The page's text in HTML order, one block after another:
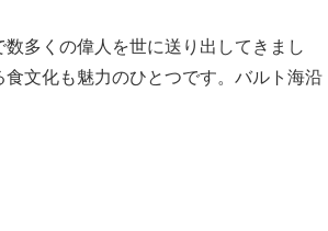
多くの偉人を世に送り出してきまし
文化も魅力のひとつです。バルト海沿